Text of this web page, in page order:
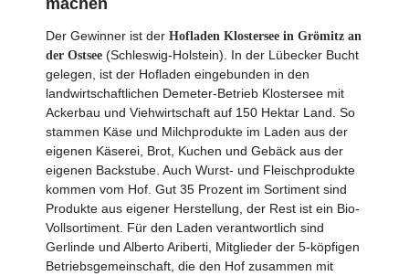
machen
Der Gewinner ist der Hofladen Klostersee in Grömitz an
der Ostsee(Schleswig-Holstein). In der Lübecker Bucht
gelegen, ist der Hofladen eingebunden in den
landwirtschaftlichen Demeter-Betrieb Klostersee mit
Ackerbau und Viehwirtschaft auf 150 Hektar Land. So
stammen Käse und Milchprodukte im Laden aus der
eigenen Käserei, Brot, Kuchen und Gebäck aus der
eigenen Backstube. Auch Wurst- und Fleischprodukte
kommen vom Hof. Gut 35 Prozent im Sortiment sind
Produkte aus eigener Herstellung, der Rest ist ein Bio-
Vollsortiment. Für den Laden verantwortlich sind
Gerlinde und Alberto Ariberti, Mitglieder der 5-köpfigen
Betriebsgemeinschaft, die den Hof zusammen mit